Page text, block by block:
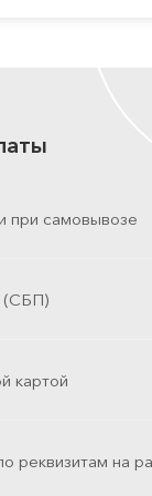
при самовывозе
(СБП)
картой
реквизитам на